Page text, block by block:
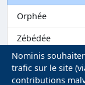
Orphée
Zébédée
Melvil
Matilin
Nominis
trafic sur le site
contributions